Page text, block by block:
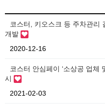
코스터, 키오스크 등 주차관리
개발
2020-12-16
코스터 안심페이 ‘소상공 업체
시
2021-02-03